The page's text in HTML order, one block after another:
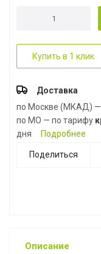
Купить в 1 клик
Доставка
по Москве (МКАД) —
по МО — по тарифу
дня
Подробнее
Поделиться
Описание